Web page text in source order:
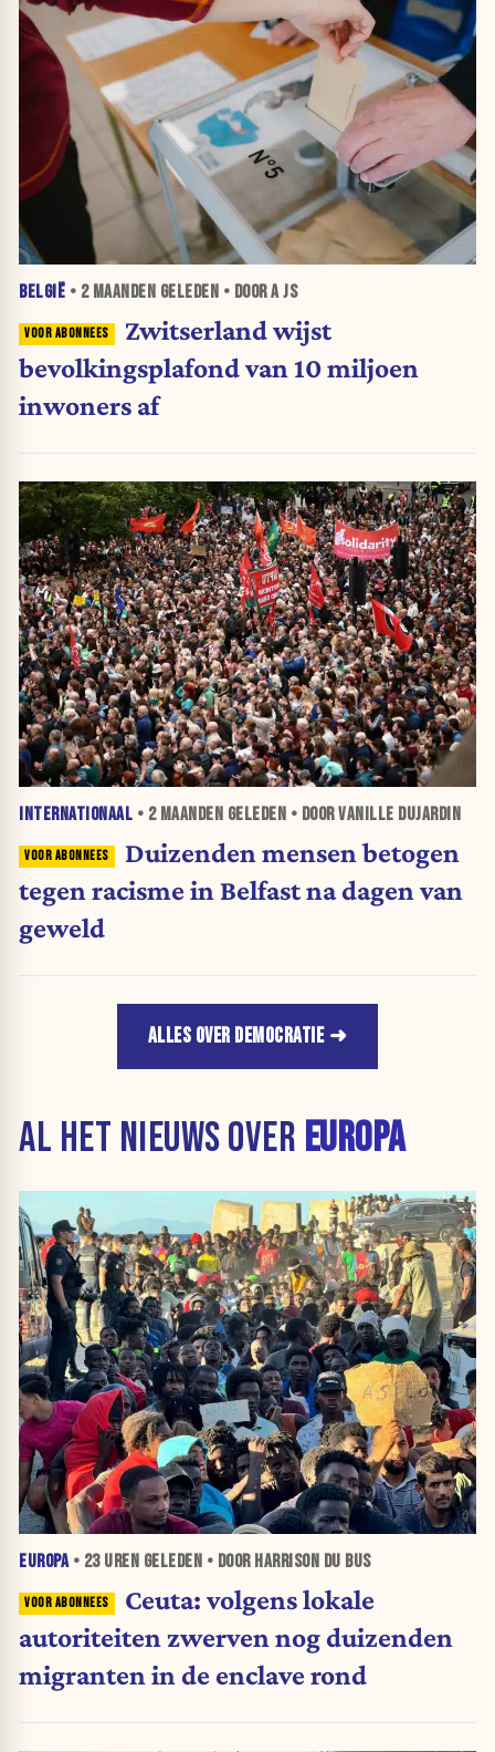
BELGIË • 2 MAANDEN GELEDEN • DOOR A JS
Zwitserland wijst
bevolkingsplafond van 10 miljoen
inwoners af
INTERNATIONAAL • 2 MAANDEN GELEDEN • DOOR VANILLE DUJARDIN
Duizenden mensen betogen
tegen racisme in Belfast na dagen van
geweld
ALLES OVER DEMOCRATIE
AL HET NIEUWS OVER EUROPA
EUROPA• 23 UREN GELEDEN • DOOR HARRISON DU BUS
Ceuta: volgens lokale
autoriteiten zwerven nog duizenden
migranten in de enclave rond